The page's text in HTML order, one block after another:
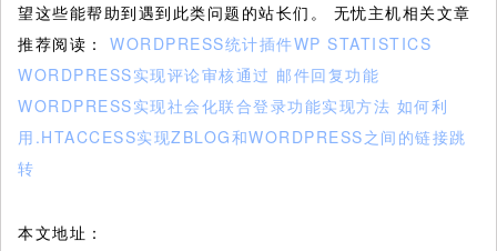
望这些能帮助到遇到此类问题的站长们。 无忧主机相关文章
推荐阅读： WORDPRESS统计插件WP STATISTICS
WORDPRESS实现评论审核通过 邮件回复功能
WORDPRESS实现社会化联合登录功能实现方法 如何利
用.HTACCESS实现ZBLOG和WORDPRESS之间的链接跳
转
本文地址：